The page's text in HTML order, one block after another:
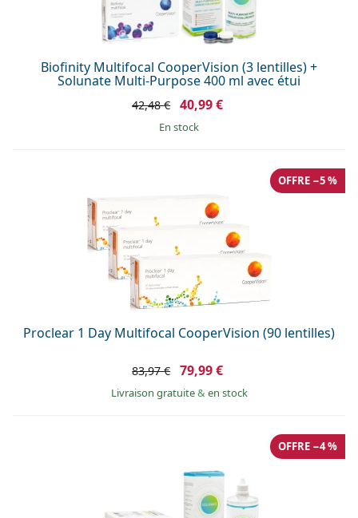
Biofinity Multifocal CooperVision (3 lentilles) +
Solunate Multi-Purpose 400 ml avec étui
42,48 € 40,99 €
en stock
Proclear 1 Day Multifocal CooperVision (90 lentilles)
OFFRE −5 %
83,97 € 79,99 €
Livraison gratuite& en stock
OFFRE −4 %